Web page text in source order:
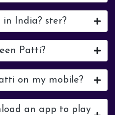
in India? ster?
Patti?
on my mobile?
an app to play